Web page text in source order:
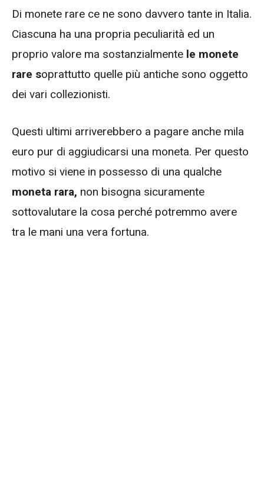
Di monete rare ce ne sono davvero tante in Italia.
Ciascuna ha una propria peculiarità ed un
proprio valore ma sostanzialmente le monete
rare soprattutto quelle più antiche sono oggetto
dei vari collezionisti.
Questi ultimi arriverebbero a pagare anche mila
euro pur di aggiudicarsi una moneta. Per questo
motivo si viene in possesso di una qualche
moneta rara, non bisogna sicuramente
sottovalutare la cosa perché potremmo avere
tra le mani una vera fortuna.